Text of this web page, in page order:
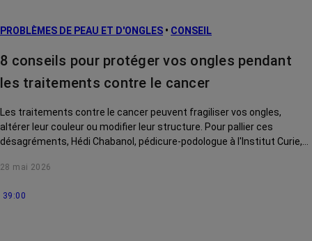
Traitements
La vie autour
PROBLÈMES DE PEAU ET D'ONGLES • CONSEIL
8 conseils pour protéger vos ongles pendant
les traitements contre le cancer
Les traitements contre le cancer peuvent fragiliser vos ongles,
altérer leur couleur ou modifier leur structure. Pour pallier ces
désagréments, Hédi Chabanol, pédicure-podologue à l'Institut Curie,
28 mai 2026
39:00